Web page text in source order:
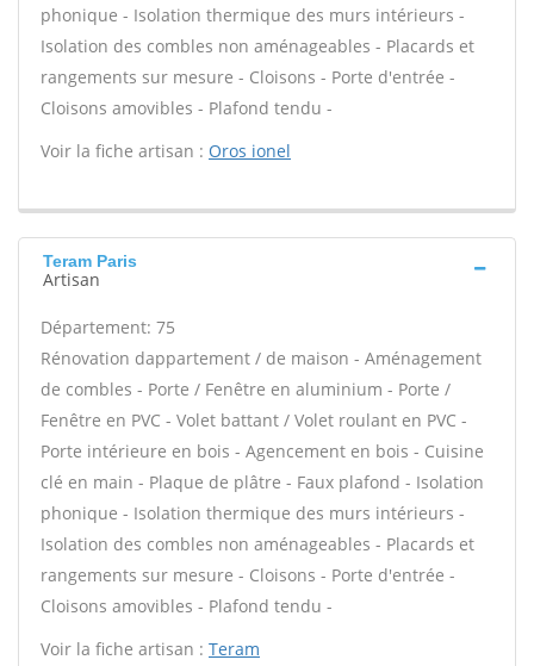
phonique - Isolation thermique des murs intérieurs -
Isolation des combles non aménageables - Placards et
rangements sur mesure - Cloisons - Porte d'entrée -
Cloisons amovibles - Plafond tendu -
Voir la fiche artisan : Oros ionel
Teram Paris
Artisan
Département: 75
Rénovation dappartement / de maison - Aménagement
de combles - Porte / Fenêtre en aluminium - Porte /
Fenêtre en PVC - Volet battant / Volet roulant en PVC -
Porte intérieure en bois - Agencement en bois - Cuisine
clé en main - Plaque de plâtre - Faux plafond - Isolation
phonique - Isolation thermique des murs intérieurs -
Isolation des combles non aménageables - Placards et
rangements sur mesure - Cloisons - Porte d'entrée -
Cloisons amovibles - Plafond tendu -
Voir la fiche artisan : Teram